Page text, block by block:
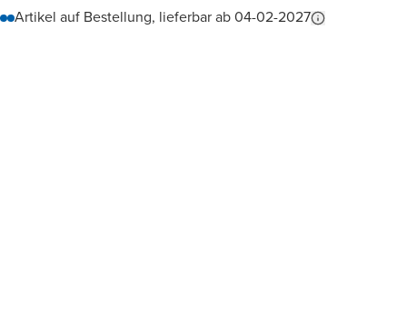
Artikel auf Bestellung, lieferbar ab 04-02-2027